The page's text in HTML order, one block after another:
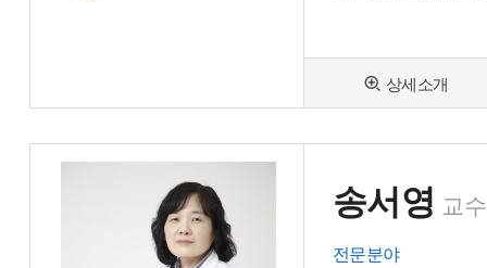
상세소개
송서영 교수
전문분야